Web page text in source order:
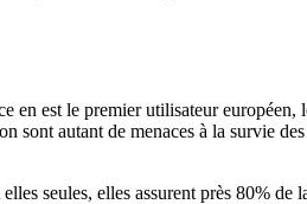
en est le premier utilisateur
autant de menaces à la survie
seules, elles assurent près 80%